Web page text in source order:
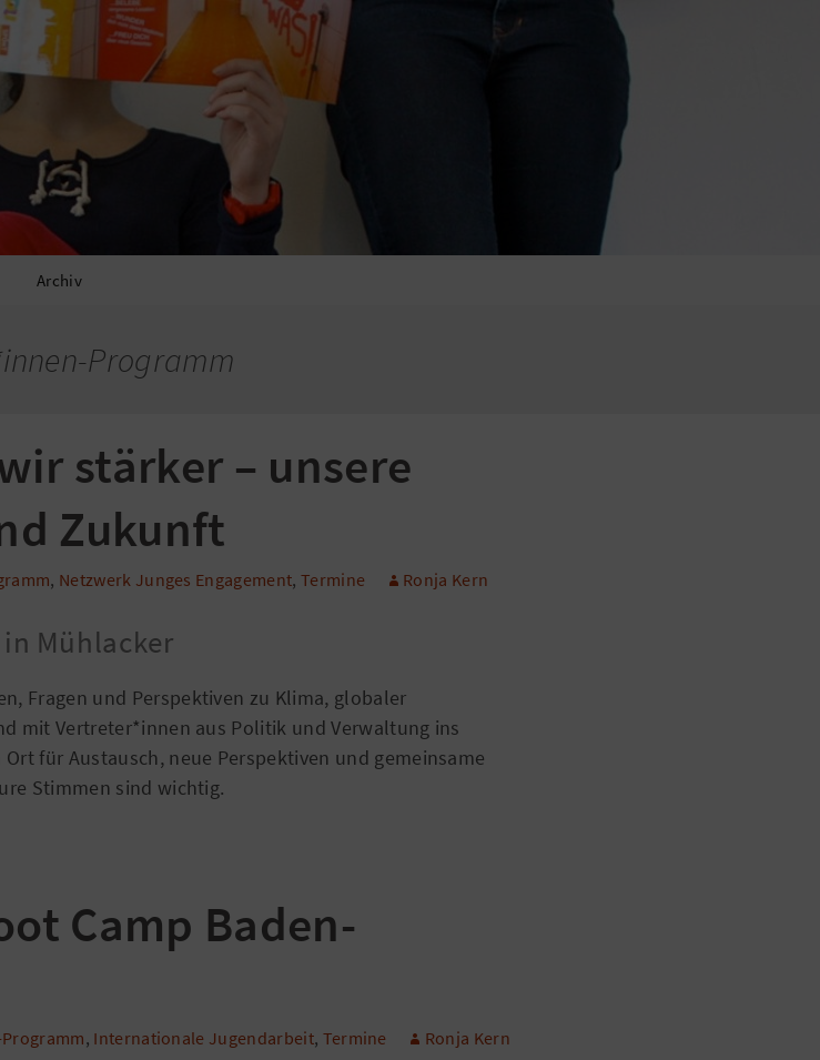
Archiv
Programm
stärker – unsere
Zukunft
, Netzwerk Junges Engagement, Termine Ronja Kern
Mühlacker
Fragen und Perspektiven zu Klima, globaler
mit Vertreter*innen aus Politik und Verwaltung ins
für Austausch, neue Perspektiven und gemeinsame
Stimmen sind wichtig.
Camp Baden-
, Internationale Jugendarbeit, Termine Ronja Kern